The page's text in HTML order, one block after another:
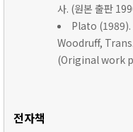
사. (원본 출판
Plato (1989).
Woodruff,
(Original work
전자책